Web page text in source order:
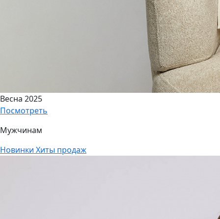
Весна 2025
Посмотреть
Мужчинам
Новинки Хиты продаж